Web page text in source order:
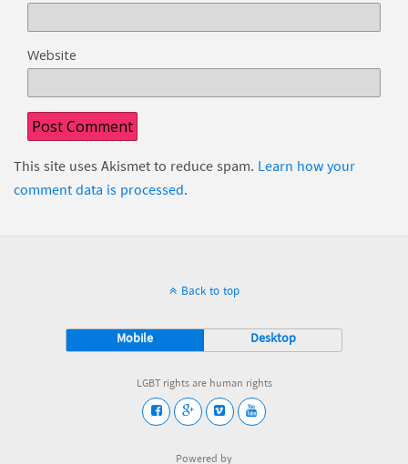
Website
This site uses Akismet to reduce spam. Learn how your
comment data is processed.
Back to top
Mobile Desktop
LGBT rights are human rights
Powered by